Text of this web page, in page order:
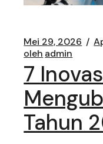
Mei 29, 2026
oleh admin
7
Tahun